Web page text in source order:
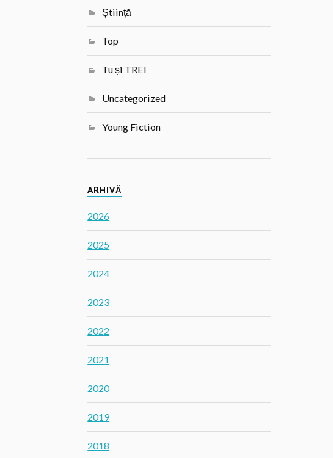
Știință
Top
Tu și TREI
Uncategorized
Young Fiction
ARHIVĂ
2026
2025
2024
2023
2022
2021
2020
2019
2018